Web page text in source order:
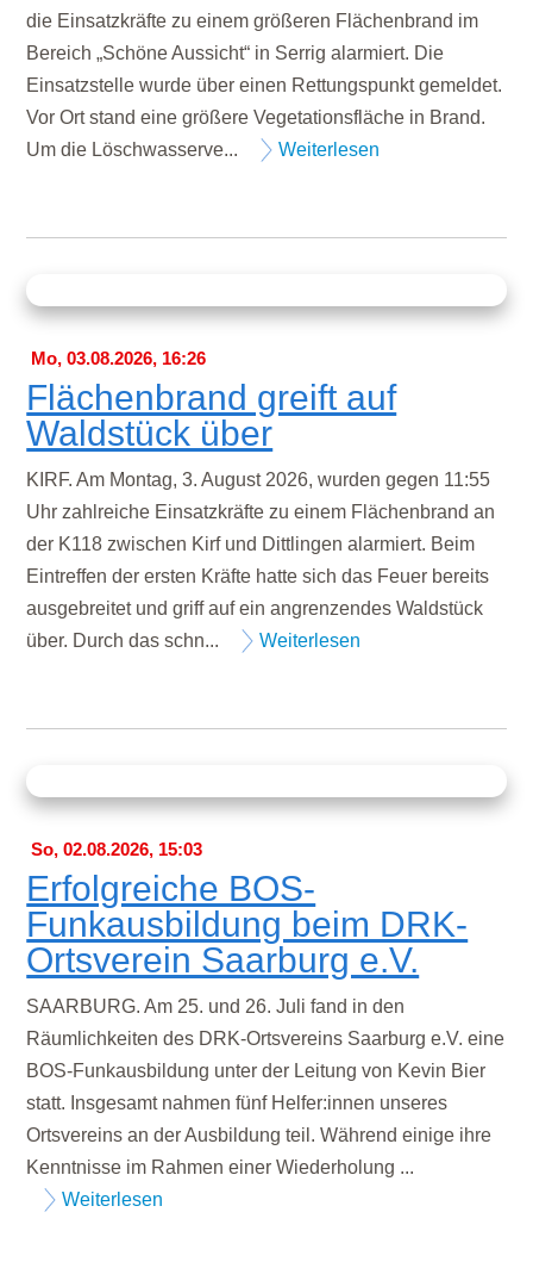
die Einsatzkräfte zu einem größeren Flächenbrand im
Bereich „Schöne Aussicht“ in Serrig alarmiert. Die
Einsatzstelle wurde über einen Rettungspunkt gemeldet.
Vor Ort stand eine größere Vegetationsfläche in Brand.
Um die Löschwasserve...
Weiterlesen
Mo, 03.08.2026, 16:26
Flächenbrand greift auf
Waldstück über
KIRF. Am Montag, 3. August 2026, wurden gegen 11:55
Uhr zahlreiche Einsatzkräfte zu einem Flächenbrand an
der K118 zwischen Kirf und Dittlingen alarmiert. Beim
Eintreffen der ersten Kräfte hatte sich das Feuer bereits
ausgebreitet und griff auf ein angrenzendes Waldstück
über. Durch das schn...
Weiterlesen
So, 02.08.2026, 15:03
Erfolgreiche BOS-
Funkausbildung beim DRK-
Ortsverein Saarburg e.V.
SAARBURG. Am 25. und 26. Juli fand in den
Räumlichkeiten des DRK-Ortsvereins Saarburg e.V. eine
BOS-Funkausbildung unter der Leitung von Kevin Bier
statt. Insgesamt nahmen fünf Helfer:innen unseres
Ortsvereins an der Ausbildung teil. Während einige ihre
Kenntnisse im Rahmen einer Wiederholung ...
Weiterlesen